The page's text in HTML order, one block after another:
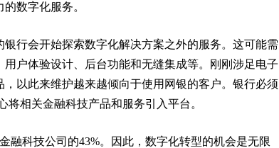
数字化服务。
行会开始探索数字化解决方案之外的服务。这可能需
户体验设计、后台功能和无缝集成等。刚刚涉足电子
以此来维护越来越倾向于使用网银的客户。银行必须
将相关金融科技产品和服务引入平台。
融科技公司的43%。因此，数字化转型的机会是无限